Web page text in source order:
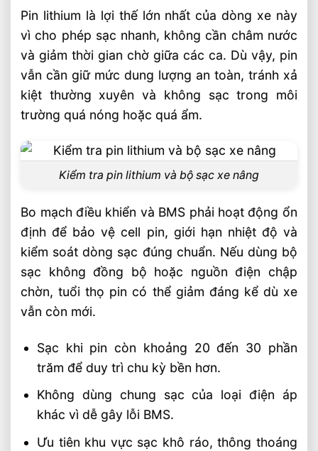
Xe Nâng Điện Stacker Đứng Lái 1.5 Tấn
Nâng Cao 3–5m Có Đáng Đầu Tư?
Pin lithium là lợi thế lớn nhất của dòng xe này
vì cho phép sạc nhanh, không cần châm nước
và giảm thời gian chờ giữa các ca. Dù vậy, pin
vẫn cần giữ mức dung lượng an toàn, tránh xả
kiệt thường xuyên và không sạc trong môi
trường quá nóng hoặc quá ẩm.
Kiểm tra pin lithium và bộ sạc xe nâng
Bo mạch điều khiển và BMS phải hoạt động ổn
định để bảo vệ cell pin, giới hạn nhiệt độ và
kiểm soát dòng sạc đúng chuẩn. Nếu dùng bộ
sạc không đồng bộ hoặc nguồn điện chập
chờn, tuổi thọ pin có thể giảm đáng kể dù xe
vẫn còn mới.
Sạc khi pin còn khoảng 20 đến 30 phần
trăm để duy trì chu kỳ bền hơn.
Không dùng chung sạc của loại điện áp
khác vì dễ gây lỗi BMS.
Ưu tiên khu vực sạc khô ráo, thông thoáng